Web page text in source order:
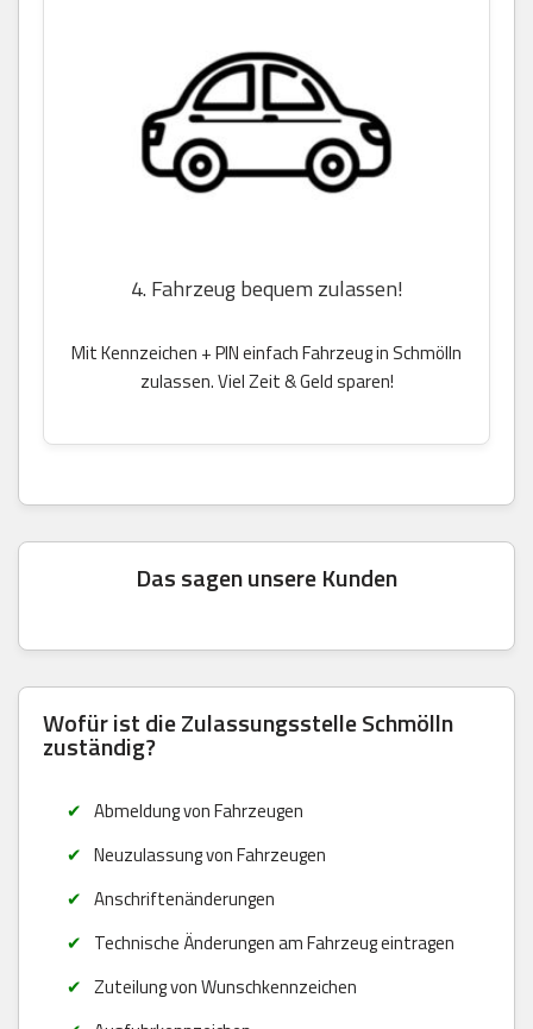
4. Fahrzeug bequem zulassen!
Mit Kennzeichen + PIN einfach Fahrzeug in Schmölln
zulassen. Viel Zeit & Geld sparen!
Das sagen unsere Kunden
Wofür ist die Zulassungsstelle Schmölln
zuständig?
Abmeldung von Fahrzeugen
Neuzulassung von Fahrzeugen
Anschriftenänderungen
Technische Änderungen am Fahrzeug eintragen
Zuteilung von Wunschkennzeichen